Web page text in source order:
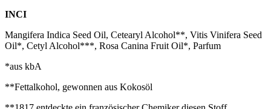
INCI
Mangifera Indica Seed Oil, Cetearyl Alcohol**, Vitis Vinifera Seed
Oil*, Cetyl Alcohol***, Rosa Canina Fruit Oil*, Parfum
*aus kbA
**Fettalkohol, gewonnen aus Kokosöl